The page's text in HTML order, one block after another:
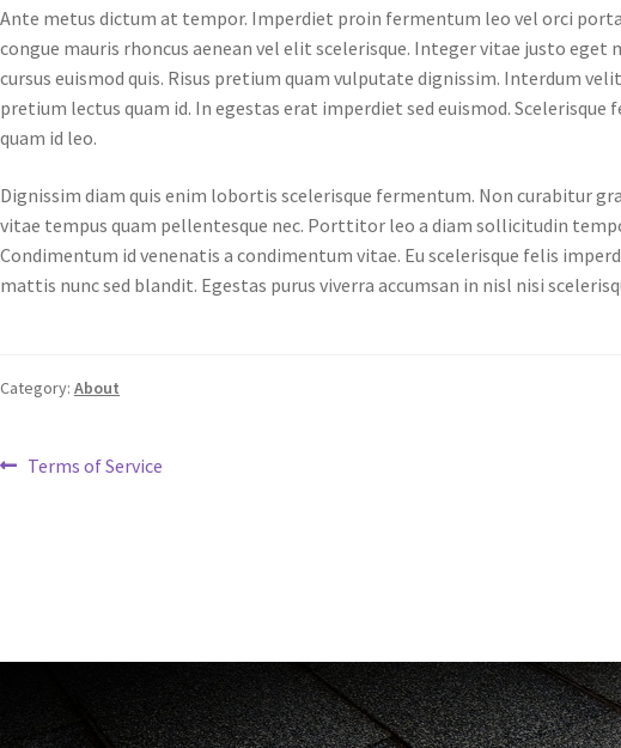
Ante metus dictum at tempor. Imperdiet proin fermentum leo vel orci porta.
congue mauris rhoncus aenean vel elit scelerisque. Integer vitae justo eget
cursus euismod quis. Risus pretium quam vulputate dignissim. Interdum
pretium lectus quam id. In egestas erat imperdiet sed euismod.
quam id leo.
Dignissim diam quis enim lobortis scelerisque fermentum. Non curabitur
vitae tempus quam pellentesque nec. Porttitor leo a diam sollicitudin
Condimentum id venenatis a condimentum vitae. Eu scelerisque felis
mattis nunc sed blandit. Egestas purus viverra accumsan in nisl nisi
Category: About
Terms of Service